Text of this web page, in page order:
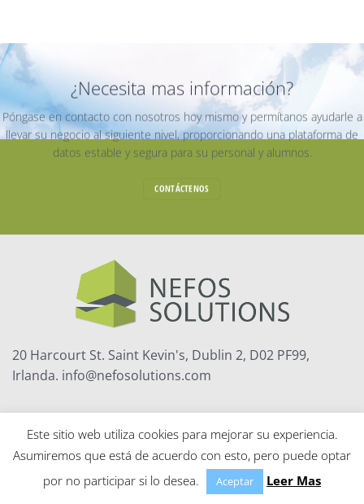
¿Necesita mas información?
Póngase en contacto con nosotros hoy mismo y permítanos ayudarle a
llevar su negocio al siguiente nivel, proporcionando una plataforma de
datos estable y segura para su personal y alumnos.
CONTÁCTENOS
20 Harcourt St. Saint Kevin's, Dublin 2, D02 PF99,
Irlanda. info@nefosolutions.com
INICIO CONTACTO AVISO LEGAL
POLÍTICA DE PRIVACIDAD
POLÍTICA DE COOKIES
Copyright 2026 ©NEFOS Solutions
Este sitio web utiliza cookies para mejorar su experiencia.
Asumiremos que está de acuerdo con esto, pero puede optar
por no participar si lo desea.
Aceptar Leer Mas